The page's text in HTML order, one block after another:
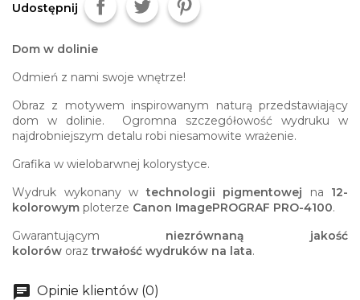
Udostępnij
Dom w dolinie
Odmień z nami swoje wnętrze!
Obraz z motywem inspirowanym naturą przedstawiający
dom w dolinie. Ogromna szczegółowość wydruku w
najdrobniejszym detalu robi niesamowite wrażenie.
Grafika w wielobarwnej kolorystyce.
Wydruk wykonany wtechnologii pigmentowej na 12-
kolorowym ploterze Canon ImagePROGRAF PRO-4100.
Gwarantującym niezrównaną jakość
kolorów oraztrwałość wydruków na lata.
Opinie klientów (0)